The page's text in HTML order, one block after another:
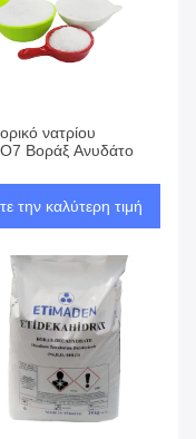
νατρίου
Βοράξ Ανυδάτο
την καλύτερη τιμή